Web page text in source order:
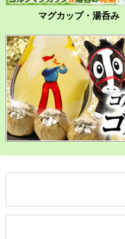
マグカップ・湯呑み